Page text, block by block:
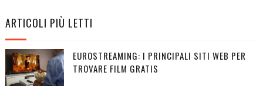
ARTICOLI PIÙ LETTI
EUROSTREAMING: I PRINCIPALI SITI WEB PER
TROVARE FILM GRATIS